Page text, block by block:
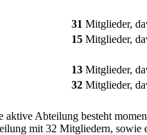
31 Mitglieder,
15 Mitglieder,
13 Mitglieder,
32 Mitglieder,
Abteilung besteht
mit 32 Mitgliedern,